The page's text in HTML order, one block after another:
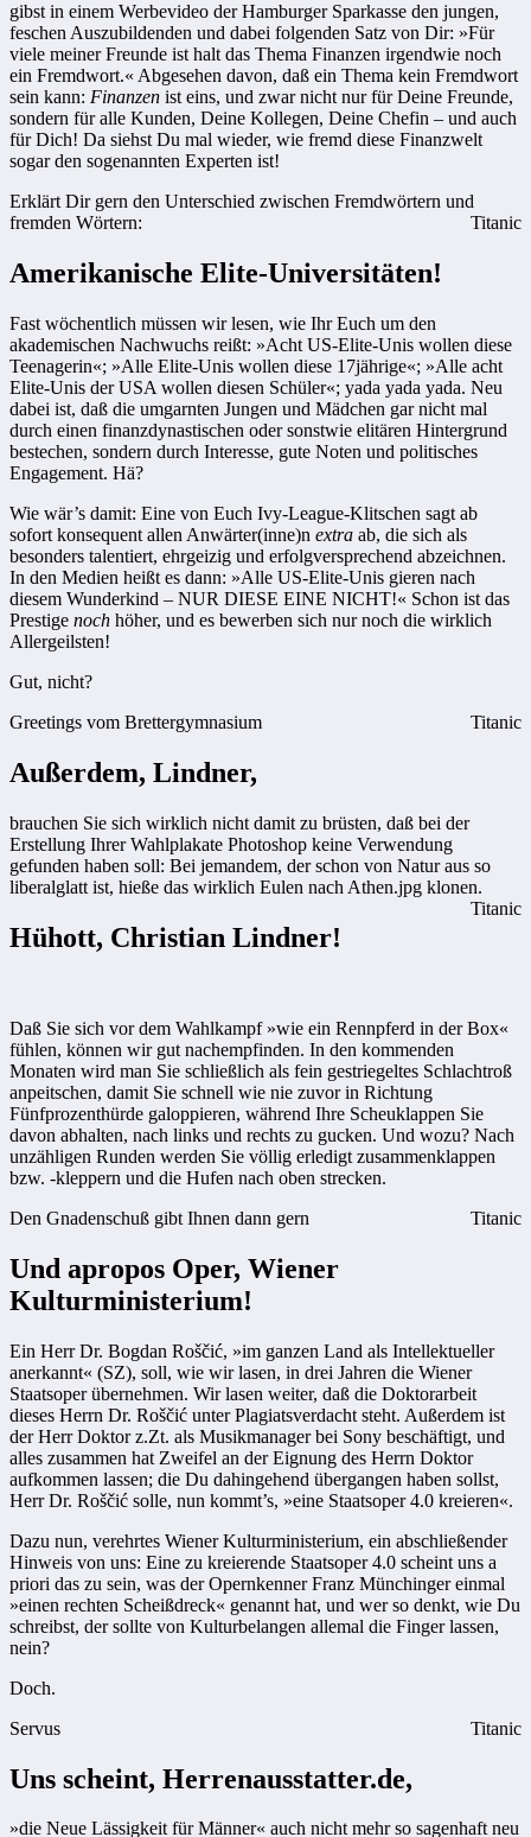
gibst in einem Werbevideo der Hamburger Sparkasse den jungen,
feschen Auszubildenden und dabei folgenden Satz von Dir: »Für
viele meiner Freunde ist halt das Thema Finanzen irgendwie noch
ein Fremdwort.« Abgesehen davon, daß ein Thema kein Fremdwort
sein kann: Finanzen ist eins, und zwar nicht nur für Deine Freunde,
sondern für alle Kunden, Deine Kollegen, Deine Chefin – und auch
für Dich! Da siehst Du mal wieder, wie fremd diese Finanzwelt
sogar den sogenannten Experten ist!
Erklärt Dir gern den Unterschied zwischen Fremdwörtern und
fremden Wörtern:
Titanic
Amerikanische Elite-Universitäten!
Fast wöchentlich müssen wir lesen, wie Ihr Euch um den
akademischen Nachwuchs reißt: »Acht US-Elite-Unis wollen diese
Teenagerin«; »Alle Elite-Unis wollen diese 17jährige«; »Alle acht
Elite-Unis der USA wollen diesen Schüler«; yada yada yada. Neu
dabei ist, daß die umgarnten Jungen und Mädchen gar nicht mal
durch einen finanzdynastischen oder sonstwie elitären Hintergrund
bestechen, sondern durch Interesse, gute Noten und politisches
Engagement. Hä?
Wie wär’s damit: Eine von Euch Ivy-League-Klitschen sagt ab
sofort konsequent allen Anwärter(inne)n extra ab, die sich als
besonders talentiert, ehrgeizig und erfolgversprechend abzeichnen.
In den Medien heißt es dann: »Alle US-Elite-Unis gieren nach
diesem Wunderkind – NUR DIESE EINE NICHT!« Schon ist das
Prestige noch höher, und es bewerben sich nur noch die wirklich
Allergeilsten!
Gut, nicht?
Greetings vom Brettergymnasium
Titanic
Außerdem, Lindner,
brauchen Sie sich wirklich nicht damit zu brüsten, daß bei der
Erstellung Ihrer Wahlplakate Photoshop keine Verwendung
gefunden haben soll: Bei jemandem, der schon von Natur aus so
liberalglatt ist, hieße das wirklich Eulen nach Athen.jpg klonen.
Titanic
Hühott, Christian Lindner!
Daß Sie sich vor dem Wahlkampf »wie ein Rennpferd in der Box«
fühlen, können wir gut nachempfinden. In den kommenden
Monaten wird man Sie schließlich als fein gestriegeltes Schlachtroß
anpeitschen, damit Sie schnell wie nie zuvor in Richtung
Fünfprozenthürde galoppieren, während Ihre Scheuklappen Sie
davon abhalten, nach links und rechts zu gucken. Und wozu? Nach
unzähligen Runden werden Sie völlig erledigt zusammenklappen
bzw. -kleppern und die Hufen nach oben strecken.
Den Gnadenschuß gibt Ihnen dann gern
Titanic
Und apropos Oper, Wiener
Kulturministerium!
Ein Herr Dr. Bogdan Roščić, »im ganzen Land als Intellektueller
anerkannt« (SZ), soll, wie wir lasen, in drei Jahren die Wiener
Staatsoper übernehmen. Wir lasen weiter, daß die Doktorarbeit
dieses Herrn Dr. Roščić unter Plagiatsverdacht steht. Außerdem ist
der Herr Doktor z.Zt. als Musikmanager bei Sony beschäftigt, und
alles zusammen hat Zweifel an der Eignung des Herrn Doktor
aufkommen lassen; die Du dahingehend übergangen haben sollst,
Herr Dr. Roščić solle, nun kommt’s, »eine Staatsoper 4.0 kreieren«.
Dazu nun, verehrtes Wiener Kulturministerium, ein abschließender
Hinweis von uns: Eine zu kreierende Staatsoper 4.0 scheint uns a
priori das zu sein, was der Opernkenner Franz Münchinger einmal
»einen rechten Scheißdreck« genannt hat, und wer so denkt, wie Du
schreibst, der sollte von Kulturbelangen allemal die Finger lassen,
nein?
Doch.
Servus
Titanic
Uns scheint, Herrenausstatter.de,
»die Neue Lässigkeit für Männer« auch nicht mehr so sagenhaft neu